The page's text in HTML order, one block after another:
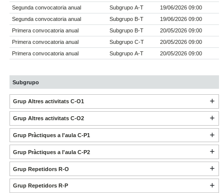
Segunda convocatoria anual
Subgrupo A-T
19/06/2026 09:00
Segunda convocatoria anual
Subgrupo B-T
19/06/2026 09:00
Primera convocatoria anual
Subgrupo B-T
20/05/2026 09:00
Primera convocatoria anual
Subgrupo C-T
20/05/2026 09:00
Primera convocatoria anual
Subgrupo A-T 20/05/2026 09:00
Subgrupo
Grup Altres activitats C-O1
Grup Altres activitats C-O2
Grup Pràctiques a l'aula C-P1
Grup Pràctiques a l'aula C-P2
Grup Repetidors R-O
Grup Repetidors R-P